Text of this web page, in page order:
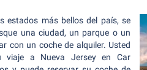
estados más bellos del país, se
una ciudad, un parque o un
con un coche de alquiler. Usted
viaje a Nueva Jersey en Car